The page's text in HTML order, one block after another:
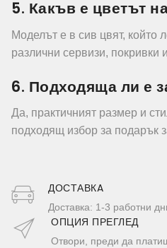
5. Какъв е цветът
Моделът е в сив цвят, който
различни сервизи, покривки
6. Подходяща ли е
Да, практичният размер и
подходящ избор за подарък
ДОСТАВКA
Доставка: 1-3 работни
ОПЦИЯ ПРЕГЛЕД
Отвори, преди да